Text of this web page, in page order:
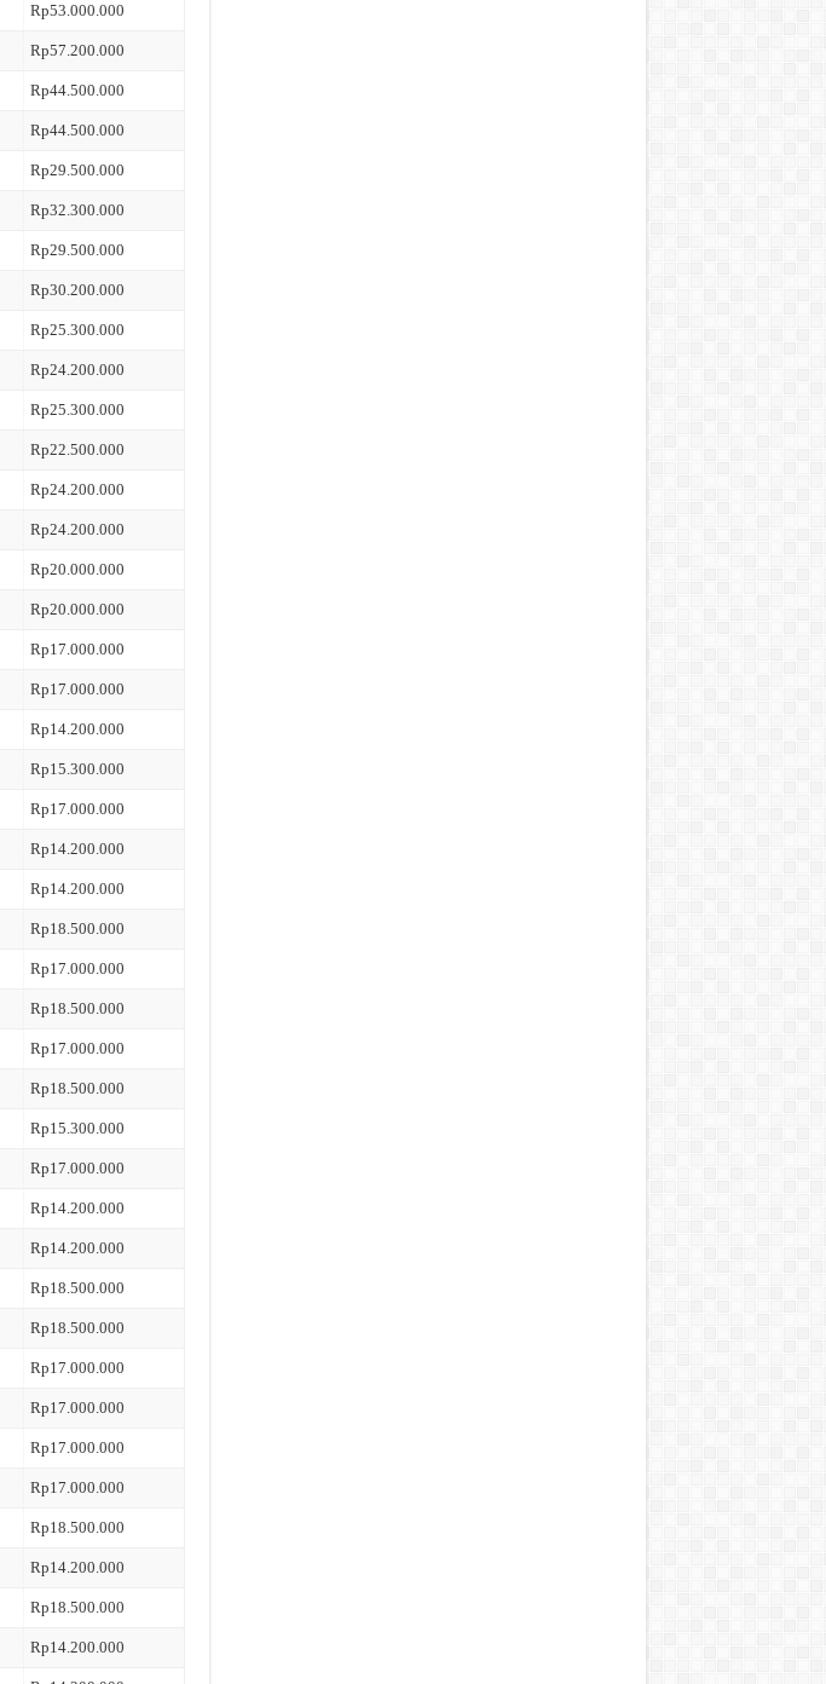
Rp53.000.000
Rp57.200.000
Rp44.500.000
Rp44.500.000
Rp29.500.000
Rp32.300.000
Rp29.500.000
Rp30.200.000
Rp25.300.000
Rp24.200.000
Rp25.300.000
Rp22.500.000
Rp24.200.000
Rp24.200.000
Rp20.000.000
Rp20.000.000
Rp17.000.000
Rp17.000.000
Rp14.200.000
Rp15.300.000
Rp17.000.000
Rp14.200.000
Rp14.200.000
Rp18.500.000
Rp17.000.000
Rp18.500.000
Rp17.000.000
Rp18.500.000
Rp15.300.000
Rp17.000.000
Rp14.200.000
Rp14.200.000
Rp18.500.000
Rp18.500.000
Rp17.000.000
Rp17.000.000
Rp17.000.000
Rp17.000.000
Rp18.500.000
Rp14.200.000
Rp18.500.000
Rp14.200.000